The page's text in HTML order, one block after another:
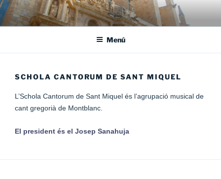
Vés
al
contingut
Menú
SCHOLA CANTORUM DE SANT MIQUEL
L’Schola Cantorum de Sant Miquel és l’agrupació musical de
cant gregorià de Montblanc.
El president és el Josep Sanahuja